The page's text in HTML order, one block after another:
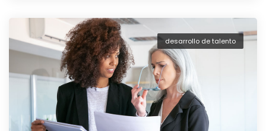
desarrollo de talento